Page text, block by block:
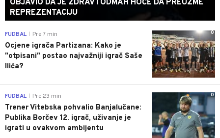
OBJAVIO DA JE ZDRAV I ODMAH HOĆE DA PREUZME
REPREZENTACIJU
0
FUDBAL Pre 7 min
Ocjene igrača Partizana: Kako je
"otpisani" postao najvažniji igrač Saše
Ilića?
0
FUDBAL Pre 23 min
Trener Vitebska pohvalio Banjalučane:
Publika Borčev 12. igrač, uživanje je
igrati u ovakvom ambijentu